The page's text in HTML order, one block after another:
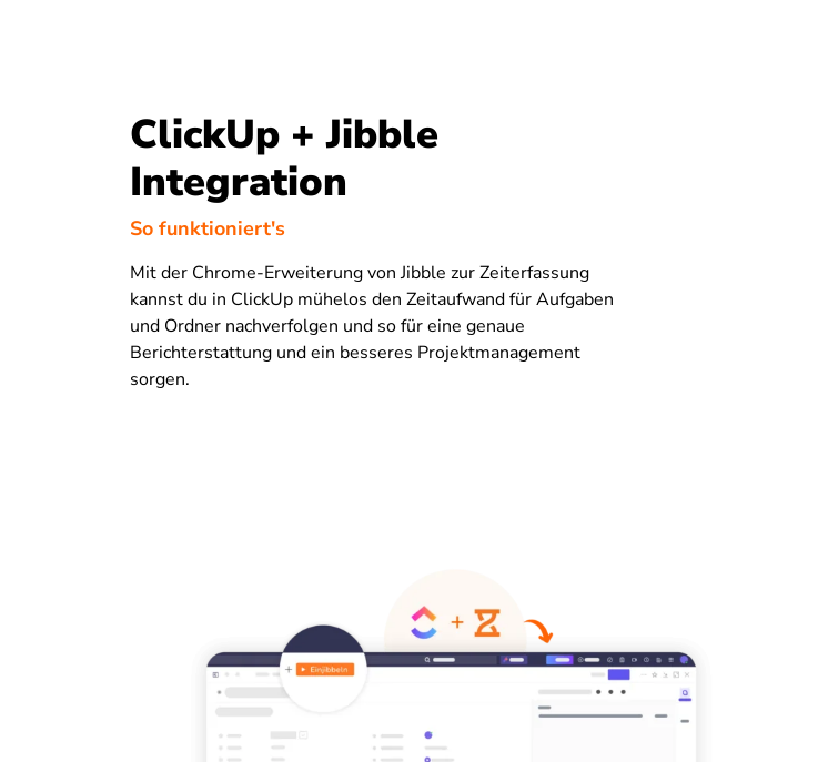
ClickUp + Jibble
Integration
So funktioniert's
Mit der Chrome-Erweiterung von Jibble zur Zeiterfassung
kannst du in ClickUp mühelos den Zeitaufwand für Aufgaben
und Ordner nachverfolgen und so für eine genaue
Berichterstattung und ein besseres Projektmanagement
sorgen.